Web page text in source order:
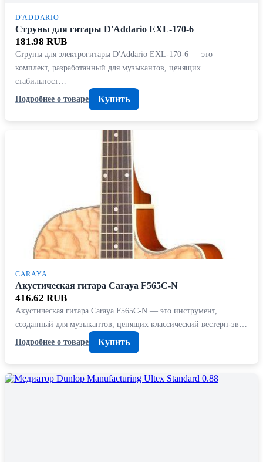
D'ADDARIO
Струны для гитары D'Addario EXL-170-6
181.98 RUB
Струны для электрогитары D'Addario EXL-170-6 — это
комплект, разработанный для музыкантов, ценящих
стабильност…
Подробнее о товаре
Купить
CARAYA
Акустическая гитара Caraya F565C-N
416.62 RUB
Акустическая гитара Caraya F565C-N — это инструмент,
созданный для музыкантов, ценящих классический вестерн-зв…
Подробнее о товаре
Купить